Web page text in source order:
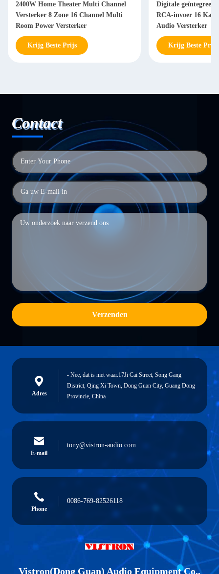
2400W Home Theater Multi Channel
Versterker 8 Zone 16 Channel Multi
Room Power Versterker
Krijg Beste Prijs
Digitale
RCA-invoer 16
Audio Versterker
Krijg Beste Prijs
Contact
Verzenden
Adres
- Nee, dat is niet waar.17Ji Cai Street, Song Gang
District, Qing Xi Town, Dong Guan City, Guang Dong
Provincie, China
E-mail
tony@vistron-audio.com
Phone
0086-769-82526118
Vistron(Dong Guan) Audio Equipment Co.,